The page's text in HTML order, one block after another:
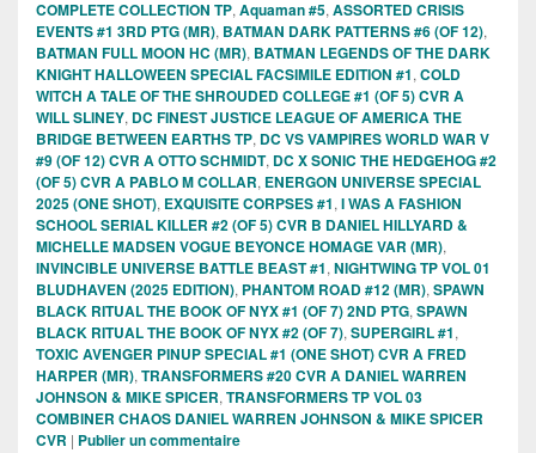
COMPLETE COLLECTION TP, Aquaman #5, ASSORTED CRISIS
EVENTS #1 3RD PTG (MR), BATMAN DARK PATTERNS #6 (OF 12),
BATMAN FULL MOON HC (MR), BATMAN LEGENDS OF THE DARK
KNIGHT HALLOWEEN SPECIAL FACSIMILE EDITION #1, COLD
WITCH A TALE OF THE SHROUDED COLLEGE #1 (OF 5) CVR A
WILL SLINEY, DC FINEST JUSTICE LEAGUE OF AMERICA THE
BRIDGE BETWEEN EARTHS TP, DC VS VAMPIRES WORLD WAR V
#9 (OF 12) CVR A OTTO SCHMIDT, DC X SONIC THE HEDGEHOG #2
(OF 5) CVR A PABLO M COLLAR, ENERGON UNIVERSE SPECIAL
2025 (ONE SHOT), EXQUISITE CORPSES #1, I WAS A FASHION
SCHOOL SERIAL KILLER #2 (OF 5) CVR B DANIEL HILLYARD &
MICHELLE MADSEN VOGUE BEYONCE HOMAGE VAR (MR),
INVINCIBLE UNIVERSE BATTLE BEAST #1, NIGHTWING TP VOL 01
BLUDHAVEN (2025 EDITION), PHANTOM ROAD #12 (MR), SPAWN
BLACK RITUAL THE BOOK OF NYX #1 (OF 7) 2ND PTG, SPAWN
BLACK RITUAL THE BOOK OF NYX #2 (OF 7), SUPERGIRL #1,
TOXIC AVENGER PINUP SPECIAL #1 (ONE SHOT) CVR A FRED
HARPER (MR), TRANSFORMERS #20 CVR A DANIEL WARREN
JOHNSON & MIKE SPICER, TRANSFORMERS TP VOL 03
COMBINER CHAOS DANIEL WARREN JOHNSON & MIKE SPICER
CVR | Publier un commentaire